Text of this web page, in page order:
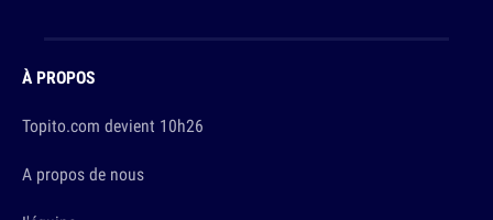
À PROPOS
Topito.com devient 10h26
A propos de nous